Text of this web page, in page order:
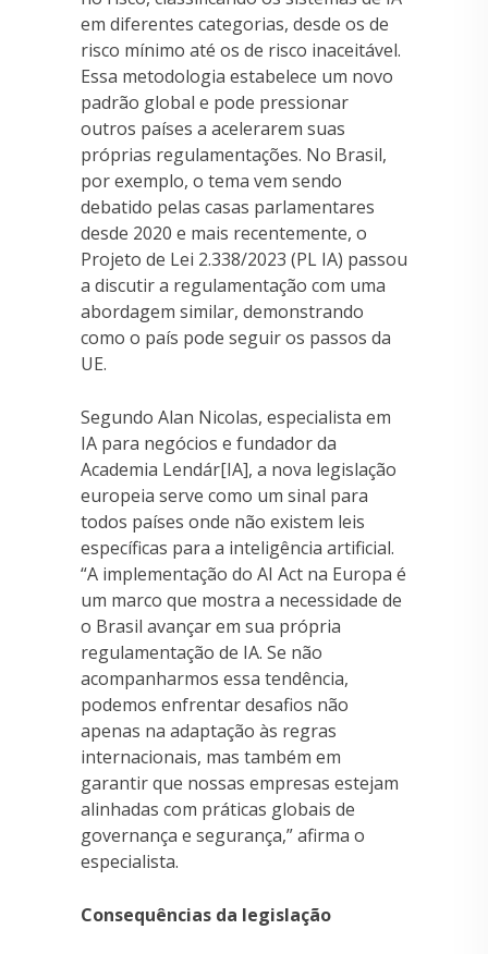
em diferentes categorias, desde os de
risco mínimo até os de risco inaceitável.
Essa metodologia estabelece um novo
padrão global e pode pressionar
outros países a acelerarem suas
próprias regulamentações. No Brasil,
por exemplo, o tema vem sendo
debatido pelas casas parlamentares
desde 2020 e mais recentemente, o
Projeto de Lei 2.338/2023 (PL IA) passou
a discutir a regulamentação com uma
abordagem similar, demonstrando
como o país pode seguir os passos da
UE.
Segundo Alan Nicolas, especialista em
IA para negócios e fundador da
Academia Lendár[IA], a nova legislação
europeia serve como um sinal para
todos países onde não existem leis
específicas para a inteligência artificial.
“A implementação do AI Act na Europa é
um marco que mostra a necessidade de
o Brasil avançar em sua própria
regulamentação de IA. Se não
acompanharmos essa tendência,
podemos enfrentar desafios não
apenas na adaptação às regras
internacionais, mas também em
garantir que nossas empresas estejam
alinhadas com práticas globais de
governança e segurança,” afirma o
especialista.
Consequências da legislação